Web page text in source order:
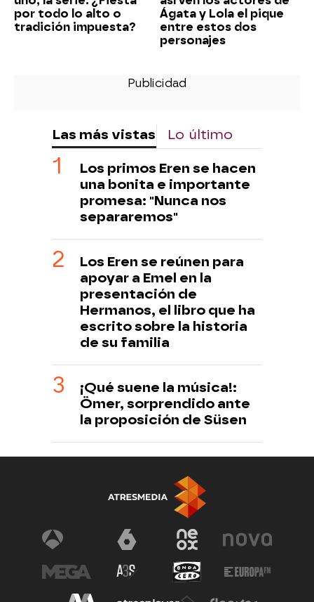
por todo lo alto o
tradición impuesta?
Ágata y Lola el pique
entre estos dos
personajes
Las más vistas Lo último
Los primos Eren se hacen
una bonita e importante
promesa: "Nunca nos
separaremos"
Los Eren se reúnen para
apoyar a Emel en la
presentación de
Hermanos, el libro que ha
escrito sobre la historia
de su familia
¡Qué suene la música!:
Ömer, sorprendido ante
la proposición de Süsen